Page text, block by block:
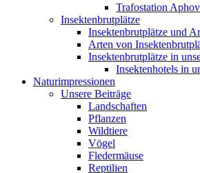
Trafostation
Insektenbrutplätze
Insektenbrutplätze und
Arten von
Insektenbrutplätze in
Insektenhotels in
Naturimpressionen
Unsere Beiträge
Landschaften
Pflanzen
Wildtiere
Vögel
Fledermäuse
Reptilien